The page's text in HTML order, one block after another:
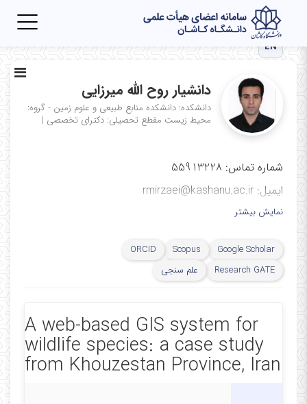
EN
دانشیار روح الله میرزایی
دانشکده: دانشکده منابع طبیعی و علوم زمین - گروه:
محیط زیست مقطع تحصیلی: دکترای تخصصی |
شماره تماس: 55913228
ایمیل: rmirzaei@kashanu.ac.ir
نمایش بیشتر
Google Scholar
Scopus
ORCID
Research GATE
علم سنجی
A web-based GIS system for
wildlife species: a case study
from Khouzestan Province, Iran